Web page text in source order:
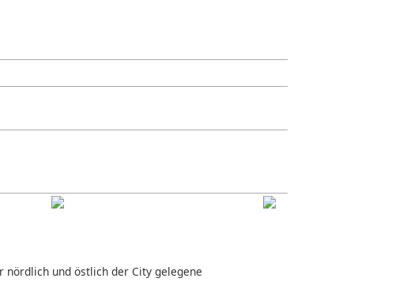
nördlich und östlich der City gelegene